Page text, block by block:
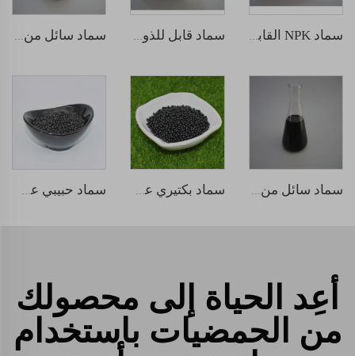
سماد سائل من الأحماض الأمينية سماد بكتيري عضوي إسطواني سماد حبيبي عضوي من الأعشاب البحرية
أعِد الحياة إلى محصولك
من الحمضيات باستخدام